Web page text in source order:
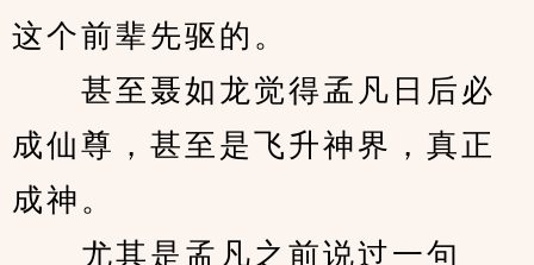
这个前辈先驱的。
甚至聂如龙觉得孟凡日后必
成仙尊，甚至是飞升神界，真正
成神。
尤其是孟凡之前说过一句